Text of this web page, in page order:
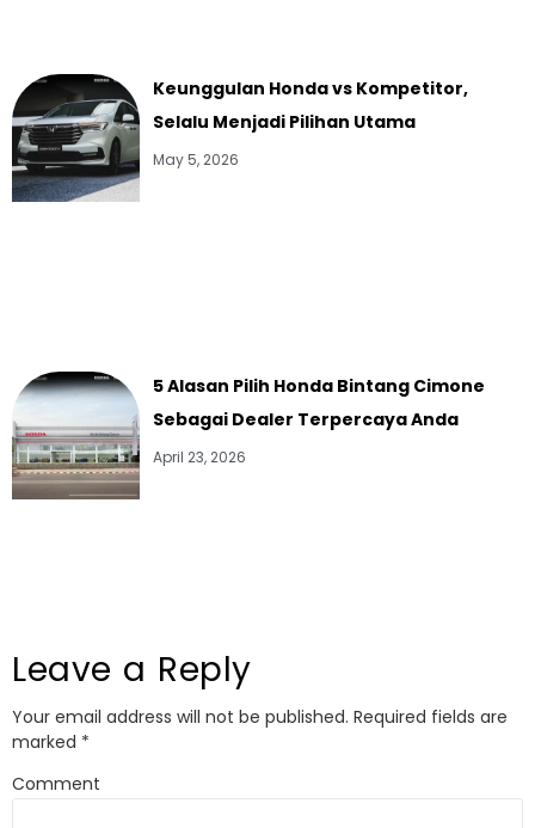
Keunggulan Honda vs Kompetitor,
Selalu Menjadi Pilihan Utama
May 5, 2026
5 Alasan Pilih Honda Bintang Cimone
Sebagai Dealer Terpercaya Anda
April 23, 2026
Leave a Reply
Your email address will not be published. Required fields are
marked *
Comment